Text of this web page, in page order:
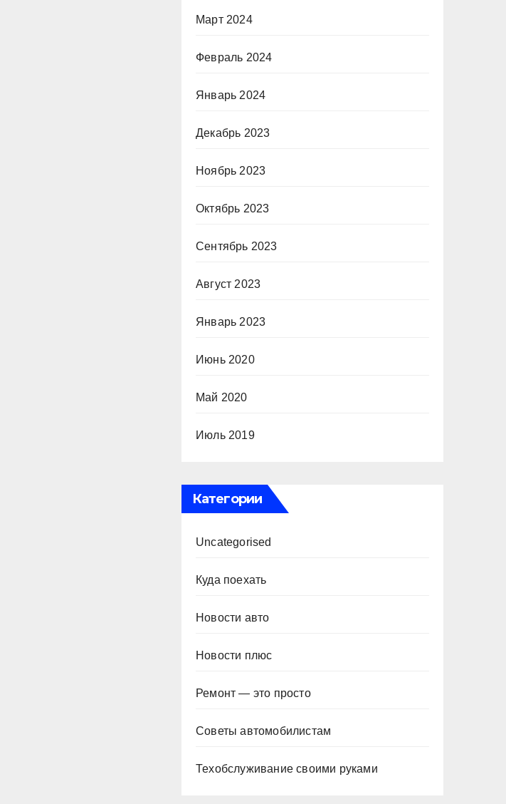
Март 2024
Февраль 2024
Январь 2024
Декабрь 2023
Ноябрь 2023
Октябрь 2023
Сентябрь 2023
Август 2023
Январь 2023
Июнь 2020
Май 2020
Июль 2019
Категории
Uncategorised
Куда поехать
Новости авто
Новости плюс
Ремонт — это просто
Советы автомобилистам
Техобслуживание своими руками